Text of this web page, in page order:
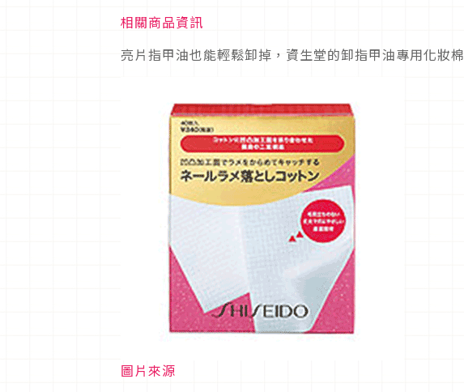
相關商品資訊
亮片指甲油也能輕鬆卸掉，資生堂的卸指甲油專用化妝棉
圖片來源